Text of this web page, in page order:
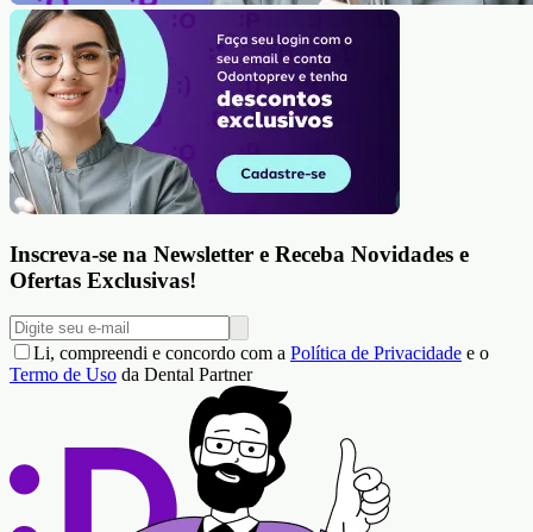
Inscreva-se na Newsletter e Receba Novidades e
Ofertas Exclusivas!
Li, compreendi e concordo com a Política de Privacidade e o
Termo de Uso da Dental Partner